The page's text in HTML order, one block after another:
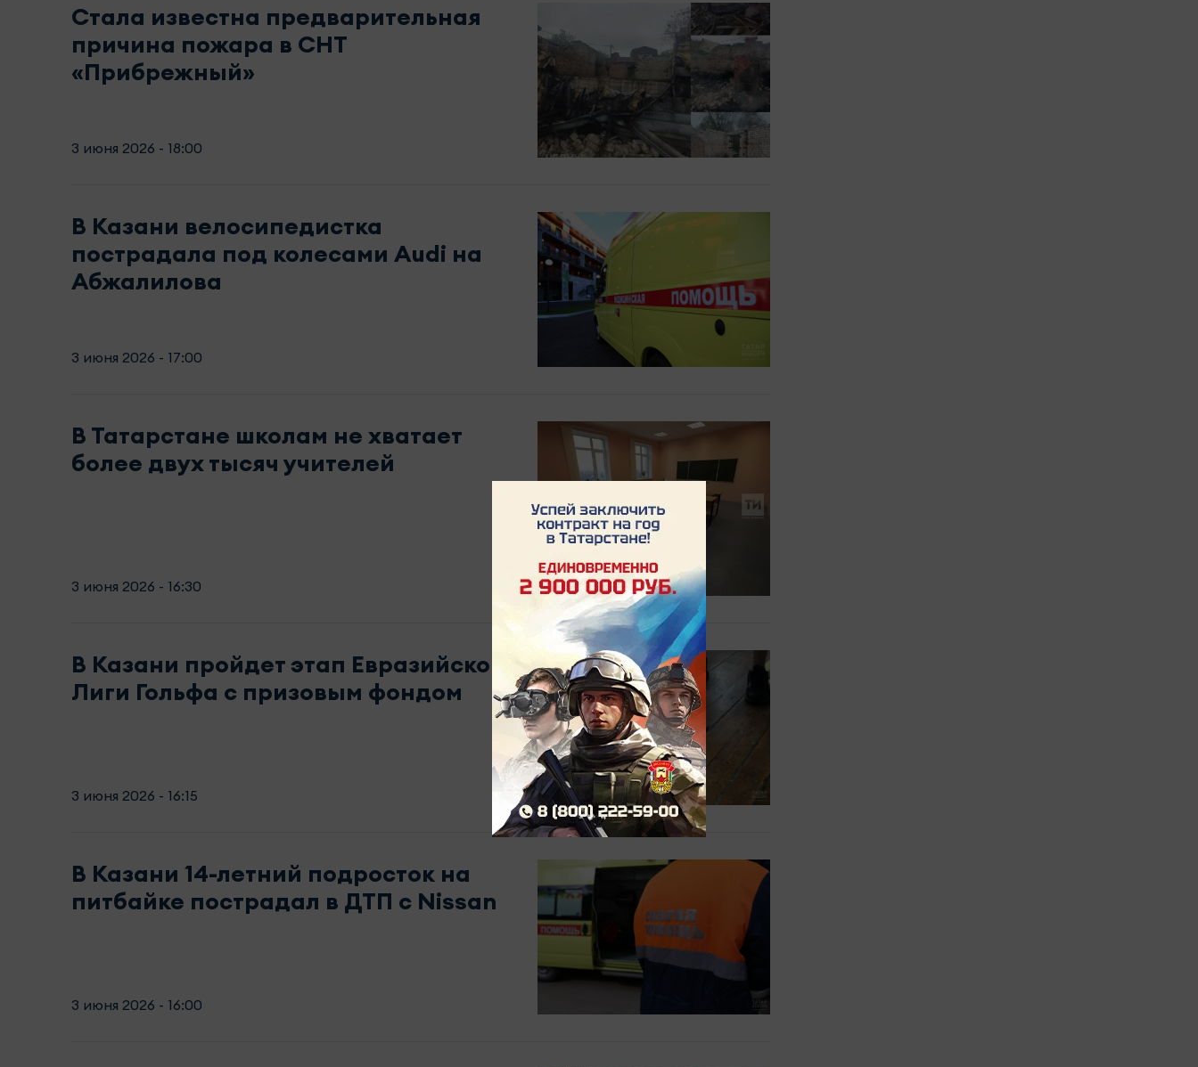
Стала известна предварительная
причина пожара в СНТ
«Прибрежный»
3 июня 2026 - 18:00
В Казани велосипедистка
пострадала под колесами Audi на
Абжалилова
3 июня 2026 - 17:00
В Татарстане школам не хватает
более двух тысяч учителей
3 июня 2026 - 16:30
В Казани пройдет этап Евразийской
Лиги Гольфа с призовым фондом
3 июня 2026 - 16:15
В Казани 14-летний подросток на
питбайке пострадал в ДТП с Nissan
3 июня 2026 - 16:00